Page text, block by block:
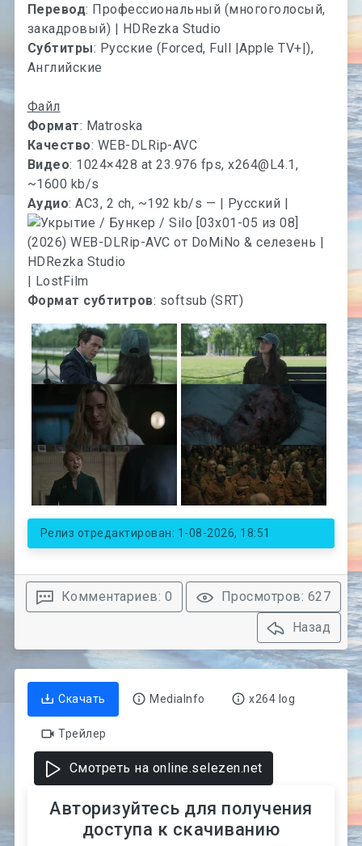
Перевод: Профессиональный (многоголосый,
закадровый) | HDRezka Studio
Субтитры: Русские (Forced, Full |Apple TV+|),
Английские
Файл
Формат: Matroska
Качество: WEB-DLRip-AVC
Видео: 1024×428 at 23.976 fps,x264@L4.1,
~1600 kb/s
Аудио: AC3, 2 ch, ~192 kb/s — | Русский |
| LostFilm
Формат субтитров: softsub (SRT)
Релиз отредактирован: 1-08-2026, 18:51
Комментариев: 0
Просмотров: 627
Назад
Скачать MediaInfo x264 log
Трейлер
Смотреть на online.selezen.net
Авторизуйтесь для получения
доступа к скачиванию